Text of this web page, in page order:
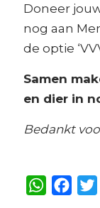
Doneer
nog aan
de optie
Samen
en dier in
Bedankt
WhatsApp